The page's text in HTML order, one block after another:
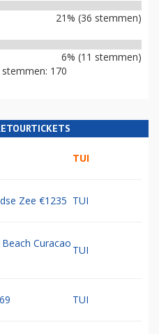
21% (36 stemmen)
6% (11 stemmen)
170
TUI
Zee €1235 TUI
Curacao
TUI
TUI